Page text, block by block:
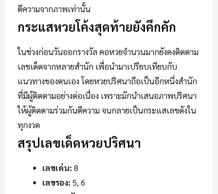
ตีความจากภาพเท่านั้น
กระแสหวยโค้งสุดท้ายยังคึกคัก
ในช่วงก่อนวันออกรางวัล คอหวยจำนวนมากยังคงติดตาม
เลขเด็ดจากหลายสำนัก เพื่อนำมาเปรียบเทียบกับ
แนวทางของตนเอง โดยหวยปริศนาถือเป็นอีกหนึ่งสำนัก
ที่มีผู้ติดตามอย่างต่อเนื่อง เพราะมักนำเสนอภาพปริศนา
ให้ผู้ติดตามร่วมกันตีความ จนกลายเป็นกระแสเลขดังใน
ทุกงวด
สรุปเลขเด็ดหวยปริศนา
เลขเด่น: 8
เลขรอง: 5, 6